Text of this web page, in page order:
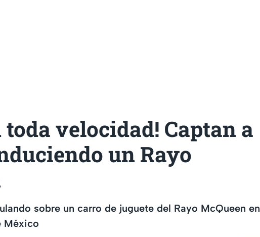
toda velocidad! Captan a
un Rayo
sobre un carro de juguete del Rayo McQueen en
México